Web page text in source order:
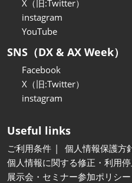
X（旧:Twitter）
instagram
YouTube
SNS（DX & AX Week）
Facebook
X（旧:Twitter）
instagram
Useful links
ご利用条件
個人情報保護方
個人情報に関する修正・利用
展示会・セミナー参加ポリシー